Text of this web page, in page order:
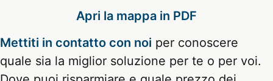
Apri la mappa in PDF
Mettiti in contatto con noi per conoscere
quale sia la miglior soluzione per te o per voi.